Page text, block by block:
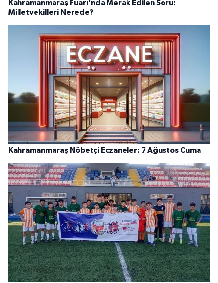
Kahramanmaraş Fuarı'nda Merak Edilen Soru:
Milletvekilleri Nerede?
Kahramanmaraş Nöbetçi Eczaneler: 7 Ağustos Cuma